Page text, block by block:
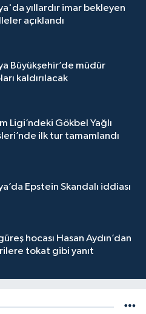
yıllardır imar bekleyen
açıklandı
Büyükşehir’de müdür
kaldırılacak
Ligi’ndeki Gökbel Yağlı
ilk tur tamamlandı
Epstein Skandalı iddiası
hocası Hasan Aydın’dan
tokat gibi yanıt